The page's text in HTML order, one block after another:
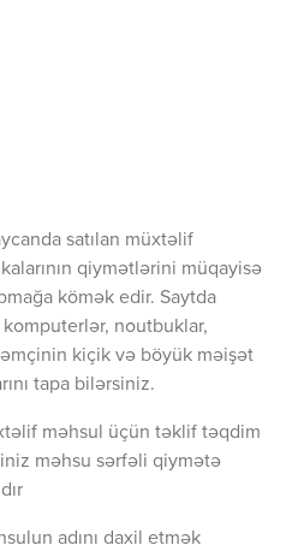
satılan müxtəlif
qiymətlərini müqayisə
kömək edir. Saytda
noutbuklar,
kiçik və böyük məişət
tapa bilərsiniz.
məhsul üçün təklif təqdim
məhsu sərfəli qiymətə
adını daxil etmək